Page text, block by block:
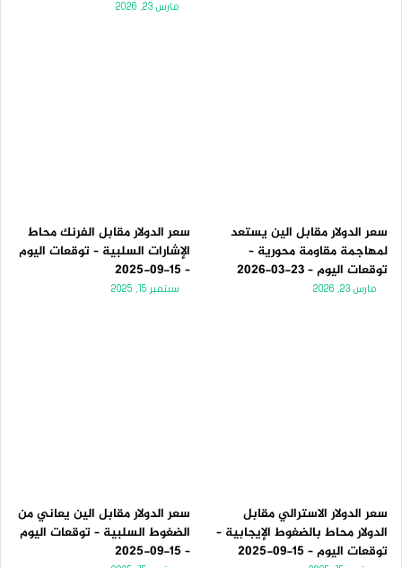
مارس 23, 2026
سعر الدولار مقابل الين يستعد
لمهاجمة مقاومة محورية –
توقعات اليوم – 23-03-2026
مارس 23, 2026
سعر الدولار مقابل الفرنك محاط
الإشارات السلبية – توقعات اليوم
– 15-09-2025
سبتمبر 15, 2025
سعر الدولار الاسترالي مقابل
الدولار محاط بالضغوط الإيجابية –
توقعات اليوم – 15-09-2025
سعر الدولار مقابل الين يعاني من
الضغوط السلبية – توقعات اليوم
– 15-09-2025